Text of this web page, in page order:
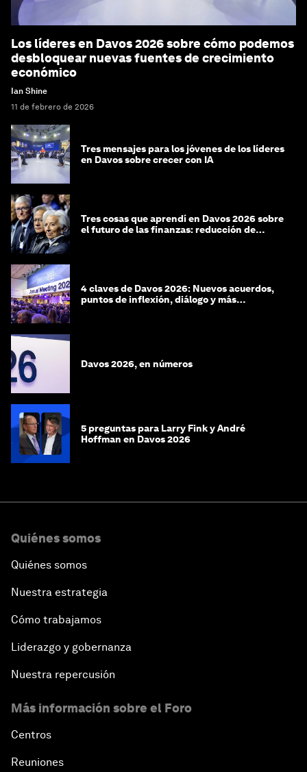
Los líderes en Davos 2026 sobre cómo podemos
desbloquear nuevas fuentes de crecimiento
económico
Ian Shine
11 de febrero de 2026
Tres mensajes para los jóvenes de los líderes
en Davos sobre crecer con IA
Tres cosas que aprendí en Davos 2026 sobre
el futuro de las finanzas: reducción de
4 claves de Davos 2026: Nuevos acuerdos,
puntos de inflexión, diálogo y más
Davos 2026, en números
5 preguntas para Larry Fink y André
Hoffman en Davos 2026
Quiénes somos
Quiénes somos
Nuestra estrategia
Cómo trabajamos
Liderazgo y gobernanza
Nuestra repercusión
Más información sobre el Foro
Centros
Reuniones